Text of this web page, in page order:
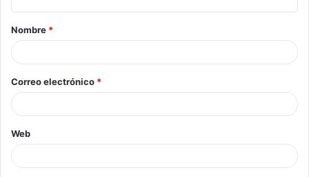
Nombre *
Correo electrónico *
Web